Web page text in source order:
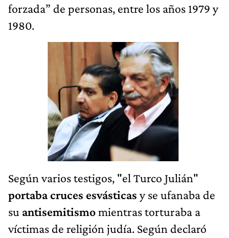
forzada” de personas, entre los años 1979 y
1980.
Según varios testigos, "el Turco Julián"
portaba cruces esvásticas y se ufanaba de
su antisemitismomientras torturaba a
víctimas de religión judía. Según declaró